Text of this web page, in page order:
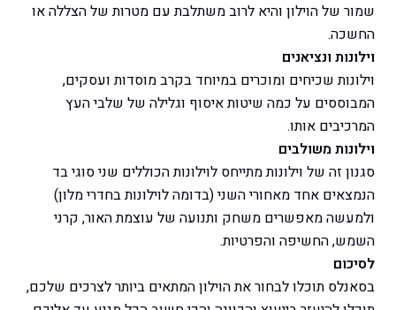
שמור של הוילון והיא לרוב משתלבת עם מטרות של הצללה או
החשכה.
וילונות ונציאנים
וילונות שכיחים ומוכרים במיוחד בקרב מוסדות ועסקים,
המבוססים על כמה שיטות איסוף וגלילה של שלבי העץ
המרכיבים אותו.
וילונות משולבים
סגנון זה של וילונות מתייחס לוילונות הכוללים שני סוגי בד
הנמצאים אחד מאחורי השני (בדומה לוילונות בחדרי מלון)
ולמעשה מאפשרים משחק ותנועה של עוצמת האור, קרני
השמש, החשיפה והפרטיות.
לסיכום
בסאנלס תוכלו לבחור את הוילון המתאים ביותר לצרכים שלכם,